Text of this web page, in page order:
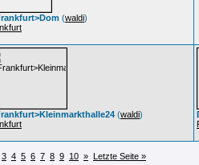
(waldi)
(waldi)
3 4 5 6 7 8 9 10 » Letzte Seite »